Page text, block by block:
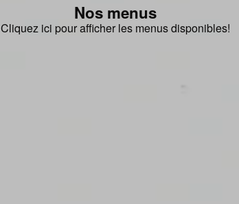
Nos menus
Cliquez ici pour afficher les menus disponibles!